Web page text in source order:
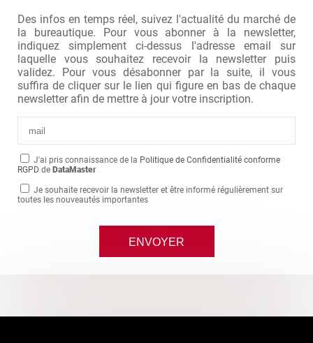
Des infos en temps réel, suivez l'actualité du marché de
la bureautique. Pour vous abonner à la newsletter,
indiquez simplement ci-dessus l'adresse email sur
laquelle vous souhaitez recevoir la newsletter puis
validez. Pour vous désabonner par la suite, il vous
suffira de cliquer sur le lien qui figure en bas de chaque
newsletter afin de mettre à jour votre inscription.
J'ai pris connaissance de la Politique de Confidentialité conforme
RGPD de DataMaster
Je souhaite recevoir la newsletter et être informé régulièrement sur
toutes les nouveautés importantes